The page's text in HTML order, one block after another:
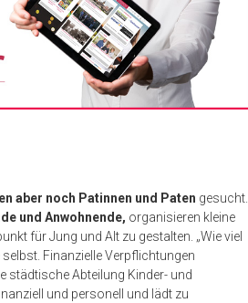
aber noch Patinnen und Paten gesucht.
und Anwohnende, organisieren kleine
für Jung und Alt zu gestalten. „Wie viel
Finanzielle Verpflichtungen
städtische Abteilung Kinder- und
und personell und lädt zu